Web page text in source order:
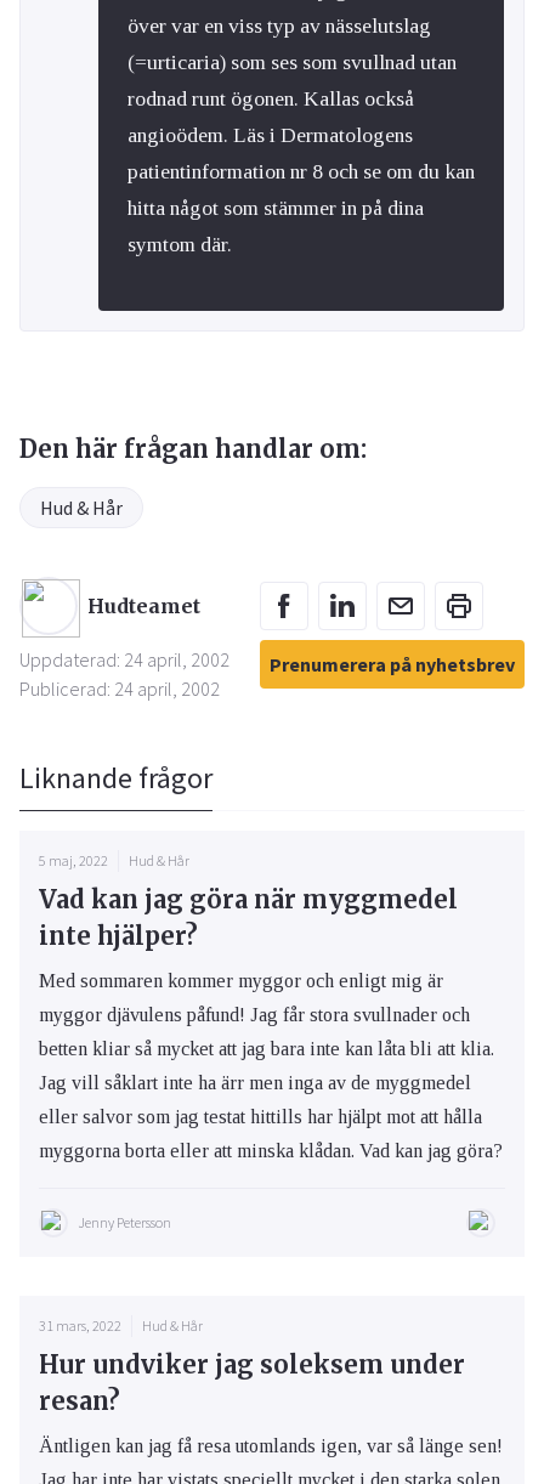
över var en viss typ av nässelutslag
(=urticaria) som ses som svullnad utan
rodnad runt ögonen. Kallas också
angioödem. Läs i Dermatologens
patientinformation nr 8 och se om du kan
hitta något som stämmer in på dina
symtom där.
Den här frågan handlar om:
Hud & Hår
Hudteamet
Uppdaterad: 24 april, 2002
Publicerad: 24 april, 2002
Prenumerera på nyhetsbrev
Liknande frågor
5 maj, 2022 Hud & Hår
Vad kan jag göra när myggmedel
inte hjälper?
Med sommaren kommer myggor och enligt mig är
myggor djävulens påfund! Jag får stora svullnader och
betten kliar så mycket att jag bara inte kan låta bli att klia.
Jag vill såklart inte ha ärr men inga av de myggmedel
eller salvor som jag testat hittills har hjälpt mot att hålla
myggorna borta eller att minska klådan. Vad kan jag göra?
Jenny Petersson
31 mars, 2022 Hud & Hår
Hur undviker jag soleksem under
resan?
Äntligen kan jag få resa utomlands igen, var så länge sen!
Jag har inte har vistats speciellt mycket i den starka solen